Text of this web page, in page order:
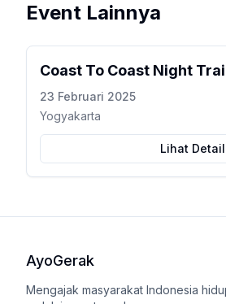
Event Lainnya
Coast To Coast Night
23 Februari 2025
Yogyakarta
Lihat Detail
AyoGerak
Mengajak masyarakat Indonesia